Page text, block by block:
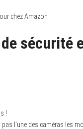
chez Amazon
sécurité
!
pas l’une des caméras les